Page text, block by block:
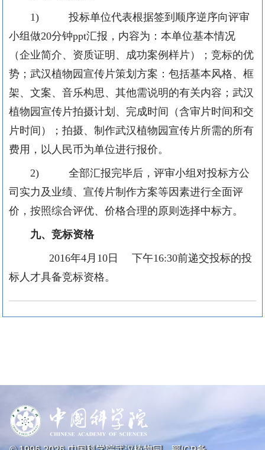
1) 投标单位代表根据签到顺序逆序向评审
小组做20分钟ppt汇报，内容为：本单位基本情况
（企业简介、资质证明、成功案例样片）；竞标的优
势；武汉植物园宣传片策划方案：包括基本风格、框
架、文案、音乐构思、其他需说明的有关内容；武汉
植物园宣传片拍摄计划、完成时间（含审片时间和交
片时间）；拍摄、制作武汉植物园宣传片所需的所有
费用，以人民币为单位进行报价。
2) 全部汇报完毕后，评审小组对投标方公
司实力及业绩、宣传片制作方案等因素进行全面评
价，按照综合评优、价格合理的原则选择中标方。
九、 竞标资格
2016年4月10日 下午16:30前递交投标的投
标人才具备竞标资格。